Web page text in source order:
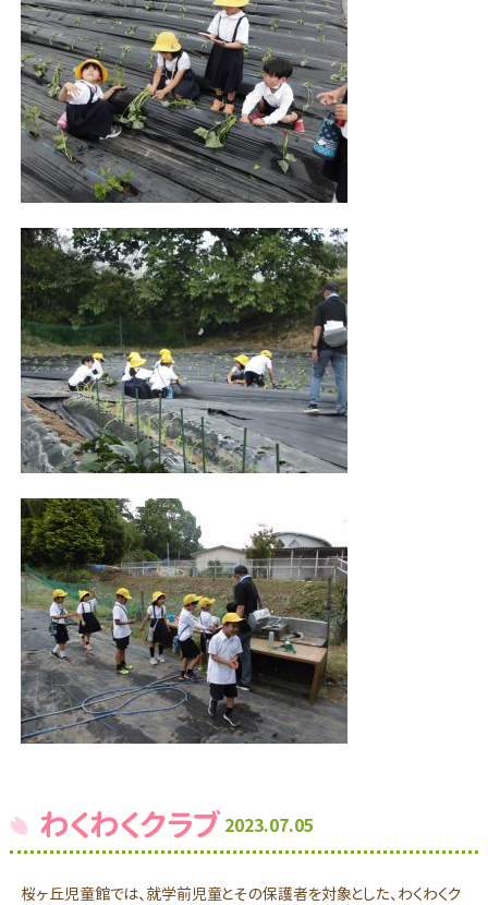
わくわくクラブ 2023.07.05
桜ヶ丘児童館では、就学前児童とその保護者を対象とした、わくわくク